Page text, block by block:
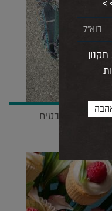
טרי טרי: יריד האמנות והעיצוב שחוזר בפעם ה 15 מבטיח